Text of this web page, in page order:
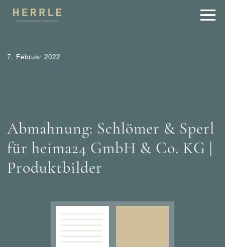
7. Februar 2022
Abmahnung: Schlömer & Sperl
für heima24 GmbH & Co. KG |
Produktbilder